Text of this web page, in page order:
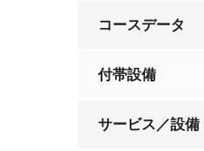
コースデータ
付帯設備
サービス／設備